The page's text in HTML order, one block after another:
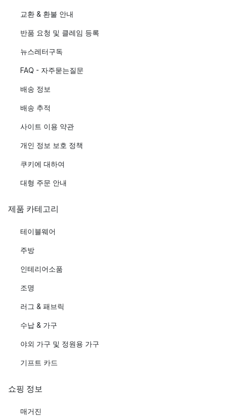
교환 & 환불 안내
반품 요청 및 클레임 등록
뉴스레터구독
FAQ - 자주묻는질문
배송 정보
배송 추적
사이트 이용 약관
개인 정보 보호 정책
쿠키에 대하여
대형 주문 안내
제품 카테고리
테이블웨어
주방
인테리어소품
조명
러그 & 패브릭
수납 & 가구
야외 가구 및 정원용 가구
기프트 카드
쇼핑 정보
매거진